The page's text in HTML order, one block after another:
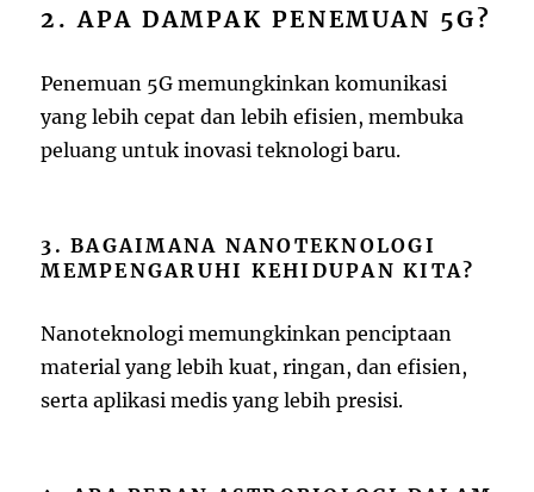
2. APA DAMPAK PENEMUAN 5G?
Penemuan 5G memungkinkan komunikasi
yang lebih cepat dan lebih efisien, membuka
peluang untuk inovasi teknologi baru.
3. BAGAIMANA NANOTEKNOLOGI
MEMPENGARUHI KEHIDUPAN KITA?
Nanoteknologi memungkinkan penciptaan
material yang lebih kuat, ringan, dan efisien,
serta aplikasi medis yang lebih presisi.